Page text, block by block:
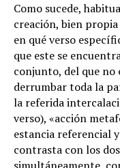
Como sucede,
creación, bien
en qué verso
que este se
conjunto, del que
derrumbar toda la
la referida
verso), «acción
estancia referencial
contrasta con los